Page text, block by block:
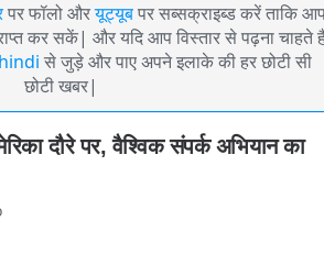
पर फॉलो औरयूट्यूब पर सब्सक्राइब्ड करें ताकि
कर सकें| और यदि आप विस्तार से पढ़ना चाहते
से जुड़े और पाए अपने इलाके की हर छोटी सी
छोटी खबर|
दौरे पर, वैश्विक संपर्क अभियान का